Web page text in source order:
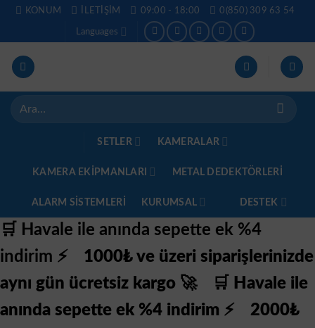
İçeriğeKONUM İLETIŞIM 09:00 - 18:00 0(850) 309 63 54
Languages
Ara:
SETLER KAMERALAR
KAMERA EKİPMANLARI METAL DEDEKTÖRLERI
ALARM SISTEMLERI KURUMSAL DESTEK
🛒 Havale ile anında sepette ek %4
indirim ⚡
1000₺ ve üzeri siparişlerinizde
aynı gün ücretsiz kargo 🚀
🛒 Havale ile
anında sepette ek %4 indirim ⚡
2000₺